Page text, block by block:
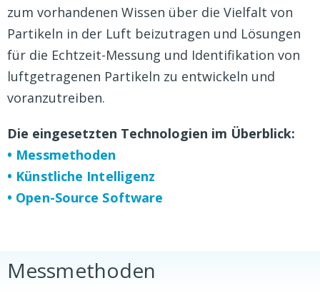
zum vorhandenen Wissen über die Vielfalt von
Partikeln in der Luft beizutragen und Lösungen
für die Echtzeit-Messung und Identifikation von
luftgetragenen Partikeln zu entwickeln und
voranzutreiben.
Die eingesetzten Technologien im Überblick:
• Messmethoden
• Künstliche Intelligenz
• Open-Source Software
Messmethoden